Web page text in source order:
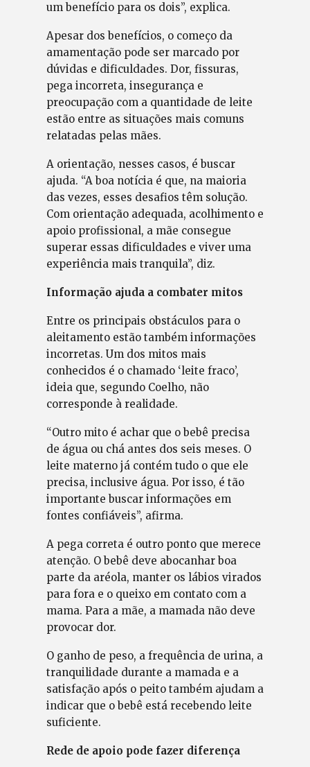
um benefício para os dois”, explica.
Apesar dos benefícios, o começo da
amamentação pode ser marcado por
dúvidas e dificuldades. Dor, fissuras,
pega incorreta, insegurança e
preocupação com a quantidade de leite
estão entre as situações mais comuns
relatadas pelas mães.
A orientação, nesses casos, é buscar
ajuda. “A boa notícia é que, na maioria
das vezes, esses desafios têm solução.
Com orientação adequada, acolhimento e
apoio profissional, a mãe consegue
superar essas dificuldades e viver uma
experiência mais tranquila”, diz.
Informação ajuda a combater mitos
Entre os principais obstáculos para o
aleitamento estão também informações
incorretas. Um dos mitos mais
conhecidos é o chamado ‘leite fraco’,
ideia que, segundo Coelho, não
corresponde à realidade.
“Outro mito é achar que o bebê precisa
de água ou chá antes dos seis meses. O
leite materno já contém tudo o que ele
precisa, inclusive água. Por isso, é tão
importante buscar informações em
fontes confiáveis”, afirma.
A pega correta é outro ponto que merece
atenção. O bebê deve abocanhar boa
parte da aréola, manter os lábios virados
para fora e o queixo em contato com a
mama. Para a mãe, a mamada não deve
provocar dor.
O ganho de peso, a frequência de urina, a
tranquilidade durante a mamada e a
satisfação após o peito também ajudam a
indicar que o bebê está recebendo leite
suficiente.
Rede de apoio pode fazer diferença